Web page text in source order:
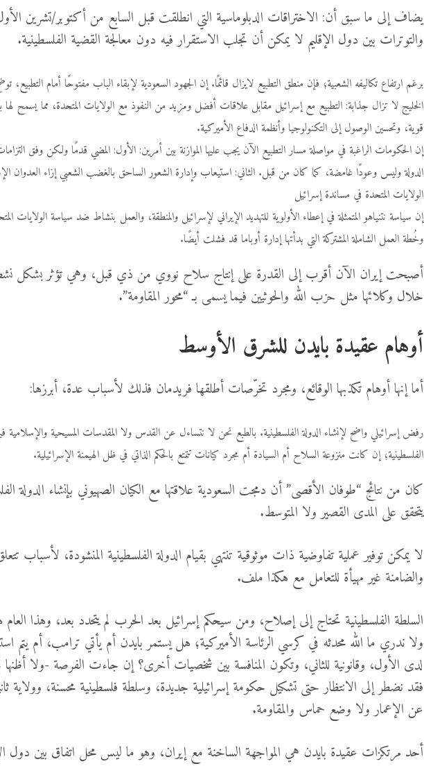
يضاف إلى ما سبق أن: الاختراقات الدبلوماسية التي انطلقت قبل السابع من أكتوبر/تشرين
والتوترات بين دول الإقليم لا يمكن أن تجلب الاستقرار فيه دون معالجة القضية الفلسطينية.
برغم ارتفاع تكاليفه الشعبية؛ فإن منطق التطبيع لايزال قائمًا. إن الجهود السعودية لإبقاء الباب مفتوحًا أمام
الخليج لا تزال جذابة: التطبيع مع إسرائيل مقابل علاقات أفضل ومزيد من النفوذ مع الولايات المتحدة، مما يسمح لها
قوية، وتحسين الوصول إلى التكنولوجيا وأنظمة الدفاع الأميركية.
إن الحكومات الراغبة في مواصلة مسار التطبيع الآن يجب عليها الموازنة بين أمرين: الأول: المضي قدمًا ولكن وفق
الدولة وليس وعودًا غامضة، كما كان من قبل. الثاني: استيعاب وإدارة الشعور الساحق بالغضب الشعبي إزاء العدوان
الولايات المتحدة في مساندة إسرائيل
إن سياسة نتنياهو المتمثلة في إعطاء الأولوية للتهديد الإيراني لإسرائيل والمنطقة، والعمل بنشاط ضد سياسة الولايات
وخُطة العمل الشاملة المشتركة التي بدأتها إدارة أوباما قد فشلت أيضًا.
أصبحت إيران الآن أقرب إلى القدرة على إنتاج سلاح نووي من ذي قبل، وهي تؤثر بشكل
خلال وكلائها مثل حزب الله والحوثيين فيما يسمى بـ “محور المقاومة”.
أوهام عقيدة بايدن للشرق الأوسط
أما إنها أوهام تكذبها الوقائع، ومجرد تخرّصات أطلقها فريدمان فذلك لأسباب عدة، أبرزها:
رفض إسرائيلي واضح لإنشاء الدولة الفلسطينية. بالطبع نحن لا نتساءل عن القدس ولا المقدسات المسيحية والإسلامية
الفلسطينية؛ إن كانت منزوعة السلاح أم السيادة أم مجرد كيانات تتمتع بالحكم الذاتي في ظل الهيمنة الإسرائيلية.
كان من نتائج “طوفان الأقصى” أن دمجت السعودية علاقتها مع الكيان الصهيوني بإنشاء الدولة
يتحقق على المدى القصير ولا المتوسط.
لا يمكن توفير عملية تفاوضية ذات موثوقية تنتهي بقيام الدولة الفلسطينية المنشودة، لأسباب
والضامنة غير مهيأة للتعامل مع هكذا ملف.
السلطة الفلسطينية تحتاج إلى إصلاح، ومن سيحكم إسرائيل بعد الحرب لم يتحدد بعد، وهذا العام
ولا ندري ما الله محدثه في كرسي الرئاسة الأميركية؛ هل يستمر بايدن أم يأتي ترامب، أم يتم
لدى الأول، وقانونية للثاني، وتكون المنافسة بين شخصيات أخرى؟ إن جاءت الفرصة -ولا أظنها
فقد نضطر إلى الانتظار حتى تشكيل حكومة إسرائيلية جديدة، وسلطة فلسطينية محسنة، وولاية
عن الإعمار ولا وضع حماس والمقاومة.
أحد مرتكزات عقيدة بايدن هي المواجهة الساخنة مع إيران، وهو ما ليس محل اتفاق بين دول